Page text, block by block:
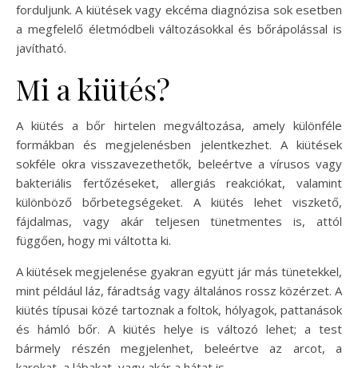
forduljunk. A kiütések vagy ekcéma diagnózisa sok esetben
a megfelelő életmódbeli változásokkal és bőrápolással is
javítható.
Mi a kiütés?
A kiütés a bőr hirtelen megváltozása, amely különféle
formákban és megjelenésben jelentkezhet. A kiütések
sokféle okra visszavezethetők, beleértve a vírusos vagy
bakteriális fertőzéseket, allergiás reakciókat, valamint
különböző bőrbetegségeket. A kiütés lehet viszkető,
fájdalmas, vagy akár teljesen tünetmentes is, attól
függően, hogy mi váltotta ki.
A kiütések megjelenése gyakran együtt jár más tünetekkel,
mint például láz, fáradtság vagy általános rossz közérzet. A
kiütés típusai közé tartoznak a foltok, hólyagok, pattanások
és hámló bőr. A kiütés helye is változó lehet; a test
bármely részén megjelenhet, beleértve az arcot, a